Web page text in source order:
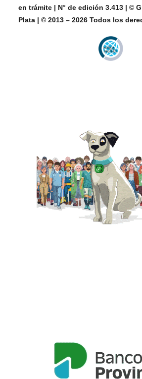
en trámite | N° de edición 3.413 | ©
Plata | © 2013 – 2026 Todos los